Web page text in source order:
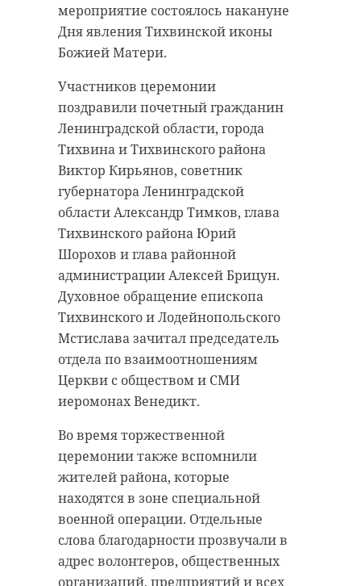
мероприятие состоялось накануне
Дня явления Тихвинской иконы
Божией Матери.
Участников церемонии
поздравили почетный гражданин
Ленинградской области, города
Тихвина и Тихвинского района
Виктор Кирьянов, советник
губернатора Ленинградской
области Александр Тимков, глава
Тихвинского района Юрий
Шорохов и глава районной
администрации Алексей Брицун.
Духовное обращение епископа
Тихвинского и Лодейнопольского
Мстислава зачитал председатель
отдела по взаимоотношениям
Церкви с обществом и СМИ
иеромонах Венедикт.
Во время торжественной
церемонии также вспомнили
жителей района, которые
находятся в зоне специальной
военной операции. Отдельные
слова благодарности прозвучали в
адрес волонтеров, общественных
организаций, предприятий и всех